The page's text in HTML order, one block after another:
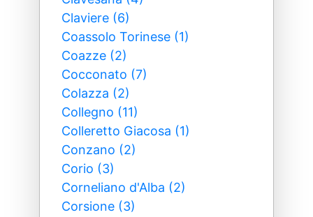
Claviere (6)
Coassolo Torinese (1)
Coazze (2)
Cocconato (7)
Colazza (2)
Collegno (11)
Colleretto Giacosa (1)
Conzano (2)
Corio (3)
Corneliano d'Alba (2)
Corsione (3)